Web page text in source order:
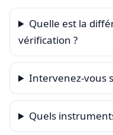
Quelle est la
vérification ?
Intervenez-vous
Quels